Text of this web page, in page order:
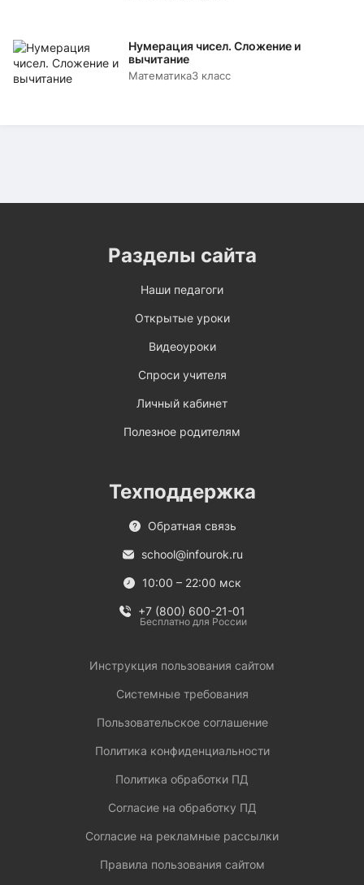
Нумерация чисел. Сложение и
вычитание
Математика3 класс
Разделы сайта
Наши педагоги
Открытые уроки
Видеоуроки
Спроси учителя
Личный кабинет
Полезное родителям
Техподдержка
Обратная связь
school@infourok.ru
10:00 – 22:00 мск
+7 (800) 600-21-01
Бесплатно для России
Инструкция пользования сайтом
Системные требования
Пользовательское соглашение
Политика конфиденциальности
Политика обработки ПД
Согласие на обработку ПД
Согласие на рекламные рассылки
Правила пользования сайтом